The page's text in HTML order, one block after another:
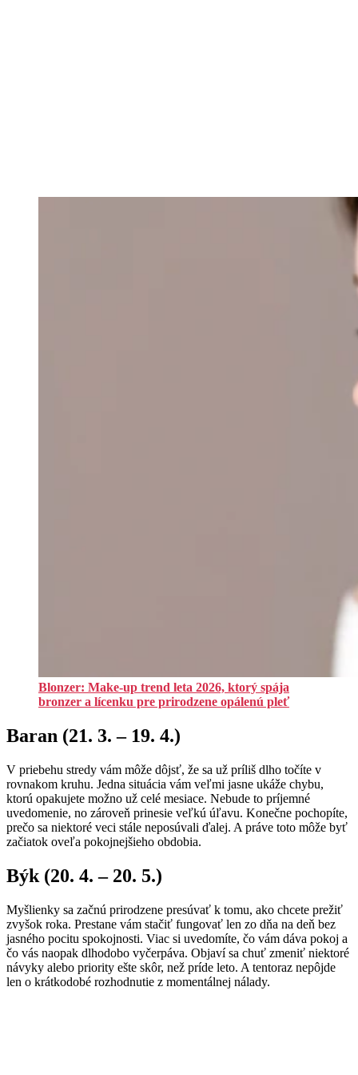
Blonzer: Make-up trend leta 2026, ktorý spája
bronzer a lícenku pre prirodzene opálenú pleť
Baran (21. 3. – 19. 4.)
V priebehu stredy vám môže dôjsť, že sa už príliš dlho točíte v
rovnakom kruhu. Jedna situácia vám veľmi jasne ukáže chybu,
ktorú opakujete možno už celé mesiace. Nebude to príjemné
uvedomenie, no zároveň prinesie veľkú úľavu. Konečne pochopíte,
prečo sa niektoré veci stále neposúvali ďalej. A práve toto môže byť
začiatok oveľa pokojnejšieho obdobia.
Býk (20. 4. – 20. 5.)
Myšlienky sa začnú prirodzene presúvať k tomu, ako chcete prežiť
zvyšok roka. Prestane vám stačiť fungovať len zo dňa na deň bez
jasného pocitu spokojnosti. Viac si uvedomíte, čo vám dáva pokoj a
čo vás naopak dlhodobo vyčerpáva. Objaví sa chuť zmeniť niektoré
návyky alebo priority ešte skôr, než príde leto. A tentoraz nepôjde
len o krátkodobé rozhodnutie z momentálnej nálady.